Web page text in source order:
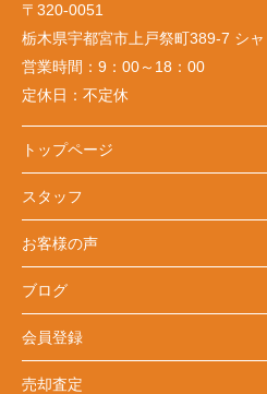
〒320-0051
栃木県宇都宮市上戸祭町389-7 シ
営業時間： 9：00～18：00
定休日： 不定休
トップページ
スタッフ
お客様の声
ブログ
会員登録
売却査定